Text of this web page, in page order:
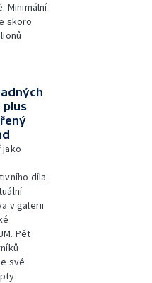
Minimální
skoro
plus
jako
díla
v galerii
Pět
své